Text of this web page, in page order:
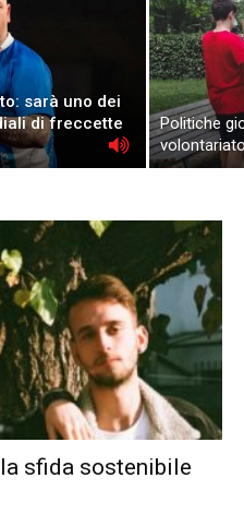
sarà uno dei
di freccette
Politiche
sfida sostenibile